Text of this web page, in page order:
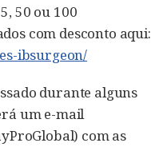
50 ou 100
com desconto aqui:
ibsurgeon/
durante alguns
um e-mail
com as